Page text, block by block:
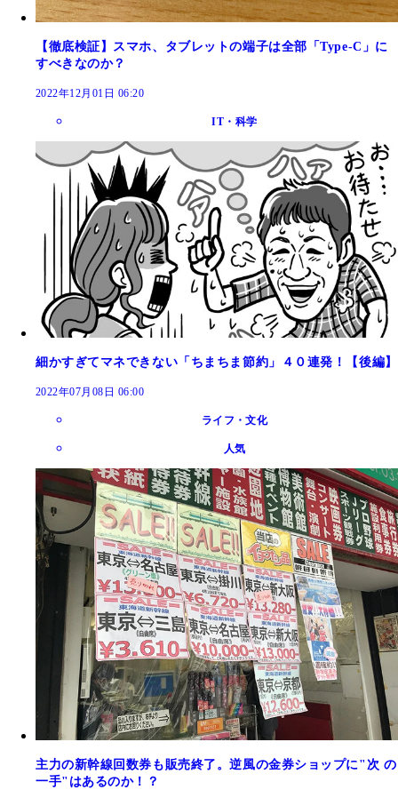
【徹底検証】スマホ、タブレットの端子は全部「Type-C」に
すべきなのか？
2022年12月01日 06:20
IT・科学
細かすぎてマネできない「ちまちま節約」４０連発！【後編】
2022年07月08日 06:00
ライフ・文化
人気
主力の新幹線回数券も販売終了。逆風の金券ショップに"次 の
一手"はあるのか！？